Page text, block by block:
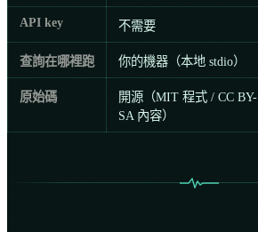
API key 不需要
查詢在哪裡跑 你的機器（本地 stdio）
原始碼
開源（MIT 程式 / CC BY-
SA 內容）